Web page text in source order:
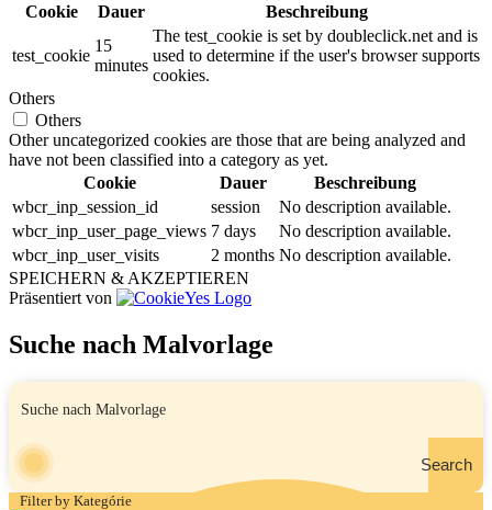
Cookie
Dauer Beschreibung
test_cookie
15
minutes
The test_cookie is set by doubleclick.net and is
used to determine if the user's browser supports
cookies.
Others
Others
Other uncategorized cookies are those that are being analyzed and
have not been classified into a category as yet.
Cookie
Dauer
Beschreibung
wbcr_inp_session_id
session
No description available.
wbcr_inp_user_page_views 7 days
No description available.
wbcr_inp_user_visits
2 months No description available.
SPEICHERN & AKZEPTIEREN
Präsentiert von
Suche nach Malvorlage
Search
Filter by Kategórie